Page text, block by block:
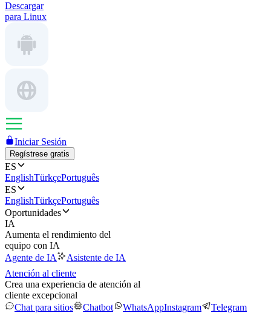
Descargar
para Linux
Iniciar Sesión
Regístrese gratis
ES
EnglishTürkçePortuguês
ES
EnglishTürkçePortuguês
Oportunidades
IA
Aumenta el rendimiento del
equipo con IA
Agente de IA
Asistente de IA
Atención al cliente
Crea una experiencia de atención al
cliente excepcional
Chat para sitios
Chatbot WhatsAppInstagram Telegram